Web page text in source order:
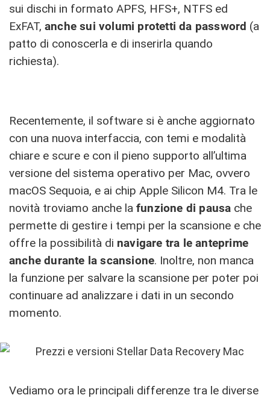
sui dischi in formato APFS, HFS+, NTFS ed
ExFAT, anche sui volumi protetti da password (a
patto di conoscerla e di inserirla quando
richiesta).
Recentemente, il software si è anche aggiornato
con una nuova interfaccia, con temi e modalità
chiare e scure e con il pieno supporto all’ultima
versione del sistema operativo per Mac, ovvero
macOS Sequoia, e ai chip Apple Silicon M4. Tra le
novità troviamo anche la funzione di pausa che
permette di gestire i tempi per la scansione e che
offre la possibilità di navigare tra le anteprime
anche durante la scansione. Inoltre, non manca
la funzione per salvare la scansione per poter poi
continuare ad analizzare i dati in un secondo
momento.
Vediamo ora le principali differenze tra le diverse